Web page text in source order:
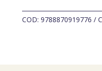
AMICO
COD: 9788870919776